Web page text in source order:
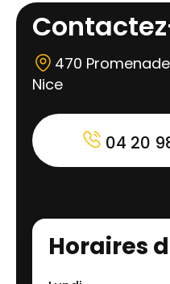
470
Nice
04 20
Horaires